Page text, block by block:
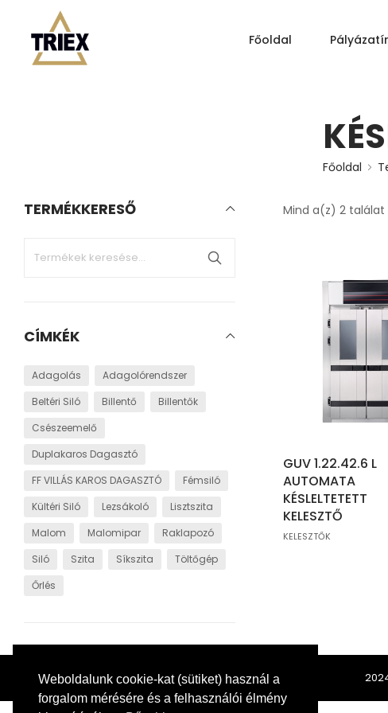
Főoldal
Főoldal
TERMÉKKERESŐ
CÍMKÉK
Adagolás
Adagolórendszer
Beltéri Siló
Billentő
Billentők
Csészeemelő
Duplakaros Dagasztó
FF VILLÁS KAROS DAGASZTÓ
Fémsiló
Kültéri Siló
Lezsákoló
Lisztszita
Malom
Malomipar
Raklapozó
Siló
Szita Síkszita
Töltőgép
Őrlés
Mind a(z) 2
GUV 1.22.42.6 L
AUTOMATA
KÉSLELTETETT
KELESZTŐ
KELESZTŐK
Weboldalunk cookie-kat (sütiket) használ a
forgalom mérésére és a felhasználói élmény